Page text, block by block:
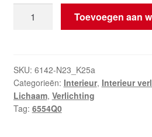
Interieurverlichtingsschakelaar
Citroën
807
6554Q0
hoeveelheid
Toevoegen aan
SKU: 6142-N23_K25a
Categorieën: Interieur, Interieur
Lichaam, Verlichting
Tag: 6554Q0